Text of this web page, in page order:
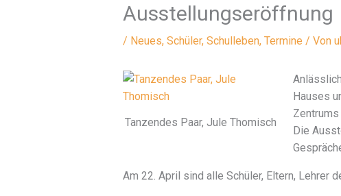
Ausstellungseröffnung
/ Neues, Schüler, Schulleben, Termine / Von
Tanzendes Paar, Jule Thomisch
Hauses
Die
Am 22. April sind alle Schüler, Eltern, Lehrer